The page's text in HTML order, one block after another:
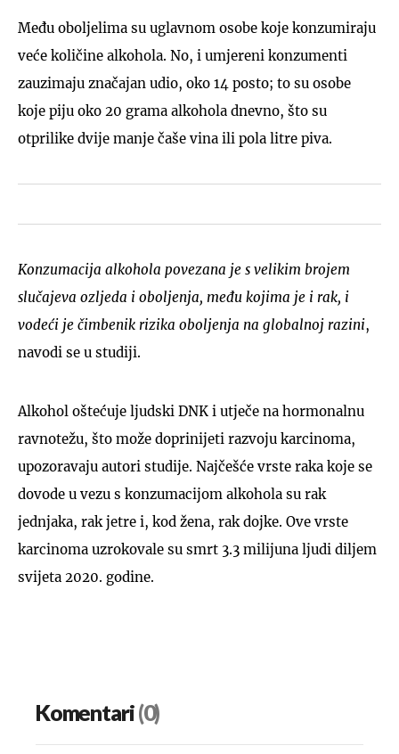
Među oboljelima su uglavnom osobe koje konzumiraju
veće količine alkohola. No, i umjereni konzumenti
zauzimaju značajan udio, oko 14 posto; to su osobe
koje piju oko 20 grama alkohola dnevno, što su
otprilike dvije manje čaše vina ili pola litre piva.
Konzumacija alkohola povezana je s velikim brojem
slučajeva ozljeda i oboljenja, među kojima je i rak, i
vodeći je čimbenik rizika oboljenja na globalnoj razini,
navodi se u studiji.
Alkohol oštećuje ljudski DNK i utječe na hormonalnu
ravnotežu, što može doprinijeti razvoju karcinoma,
upozoravaju autori studije. Najčešće vrste raka koje se
dovode u vezu s konzumacijom alkohola su rak
jednjaka, rak jetre i, kod žena, rak dojke. Ove vrste
karcinoma uzrokovale su smrt 3.3 milijuna ljudi diljem
svijeta 2020. godine.
Komentari(0)